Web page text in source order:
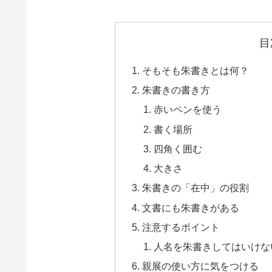
そもそも朱書きとは何？
朱書きの書き方
赤いペンを使う
書く場所
四角く囲む
大きさ
朱書きの「在中」の役割
文書にも朱書きがある
注意するポイント
人名を朱書きしてはいけ
親展の使い方に気をつける